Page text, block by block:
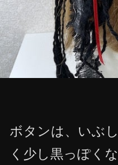
ボタンは、いぶ
く少し黒っぽく